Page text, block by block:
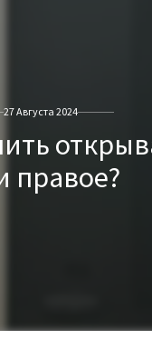
27 Августа 2024
правое?